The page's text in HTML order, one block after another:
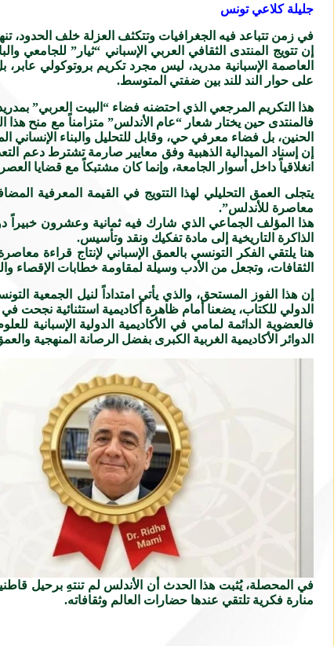
جليلة كلاعي تونس
في زمن تتباعد فيه الجغرافيات وتتكثف العزلة خلف الحدود،
العاصمة الإسبانية مدريد، ليس مجرد تكريم بروتوكولي
على حوار الند للند بين ضفتي المتوسط.
هذا التكريم المرجعي الذي احتضنه فضاء “البيت العربي”
فالمنتدى حين يختار شعار “عام الأندلس” متزامناً مع منح
الحنين، بل فضاء معرفي حي، وقابل للتحليل والبناء الإنساني
إن إسناد الميدالية الذهبية وفق معايير صارمة تشترط دعم
انغلاقياً داخل أسوار الجامعة، وإنما كان مشتبكاً مع قضايا
يتجلى العمق التحليلي لهذا التتويج في القيمة المعرفية
معاصرة للأندلس”.
هذا المؤلف الجماعي الذي شارك فيه ثمانية وعشرون خبيراً
الذاكرة التاريخية إلى مادة تفكيك ونقد وتأسيس.
هنا يلتقي الفكر التونسي بالعمق الإسباني لإنتاج قراءة
الثقافات، وتجعل من الأدب وسيلة لمقاومة خطابات الإقصاء
إن هذا الفوز المستحق، والذي يأتي امتداداً لنيل الجمعية
الدولي للكتاب، يضعنا أمام ظاهرة أكاديمية استثنائية نجحت
فالعضوية الدائمة لمامي في الأكاديمية الدولية الإسبانية
الدوائر الأكاديمية الغربية الكبرى بفضل الرصانة المنهجية
في المحصلة، يُثبت هذا الحدث أن الأندلس لم تنتهِ برحيل
منارة فكرية تلتقي عندها حضارات العالم وثقافاته.